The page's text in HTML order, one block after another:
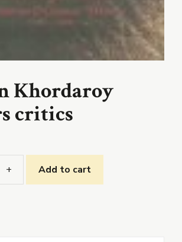
Khordaroy
critics
Jonneen
+ Add to cart